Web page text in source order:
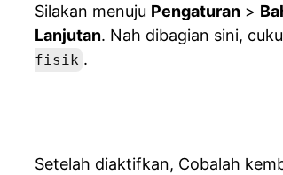
Silakan menuju Pengaturan >
Lanjutan. Nah dibagian sini,
fisik .
Setelah diaktifkan, Cobalah